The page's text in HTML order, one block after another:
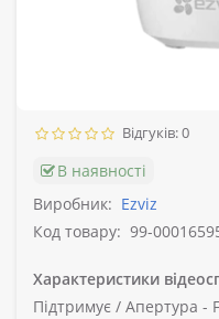
Відгуків: 0
В наявності
Виробник: Ezviz
Код товару: 99-
Характеристики
Підтримує / Апертура -